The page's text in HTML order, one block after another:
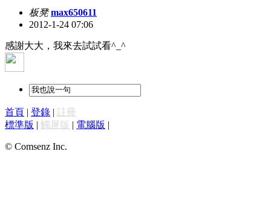
板凳 max650611
2012-1-24 07:06
感謝大大，我來去試試看^_^
首頁 | 登錄 | 註冊
標準版 | 觸屏版 | 電腦版 |
© Comsenz Inc.